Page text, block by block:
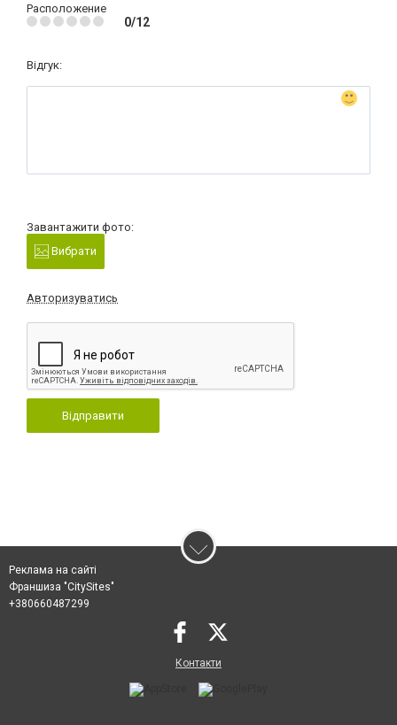
Расположение
0/12
Відгук:
Завантажити фото:
Вибрати
Авторизуватись
Відправити
Реклама на сайті
Франшиза "CitySites"
+380660487299
Контакти